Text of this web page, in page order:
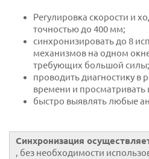
Регулировка скорости и
точностью до 400 мм;
синхронизировать до 8
механизмов на одном
требующих большой силы;
проводить диагностику в
времени и
быстро выявлять любые
Синхронизация
, без необходимости